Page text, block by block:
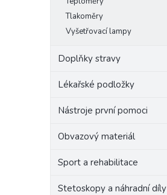
Tlakoměry
Vyšetřovací lampy
Doplňky stravy
Lékařské podložky
Nástroje první pomoci
Obvazový materiál
Sport a rehabilitace
Stetoskopy a náhradní díly